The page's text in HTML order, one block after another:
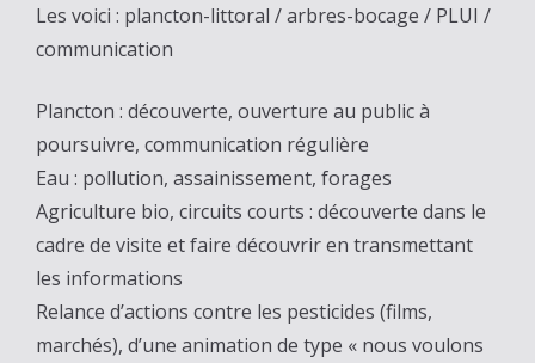
Les voici : plancton-littoral / arbres-bocage / PLUI /
communication
Plancton : découverte, ouverture au public à
poursuivre, communication régulière
Eau : pollution, assainissement, forages
Agriculture bio, circuits courts : découverte dans le
cadre de visite et faire découvrir en transmettant
les informations
Relance d’actions contre les pesticides (films,
marchés), d’une animation de type « nous voulons